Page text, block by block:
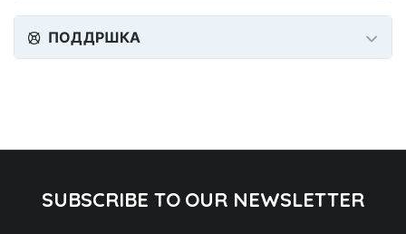
ПОДДРШКА
SUBSCRIBE TO OUR NEWSLETTER